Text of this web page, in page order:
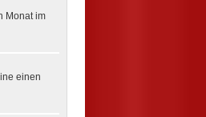
Monat im
einen